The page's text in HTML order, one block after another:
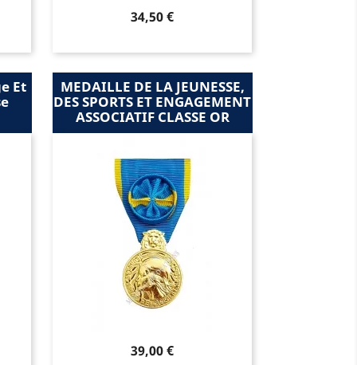
Prix
34,50 €
Et
MEDAILLE DE LA JEUNESSE,
DES SPORTS ET ENGAGEMENT
ASSOCIATIF CLASSE OR
Prix
39,00 €